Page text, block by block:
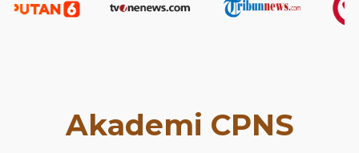
Akademi CPNS